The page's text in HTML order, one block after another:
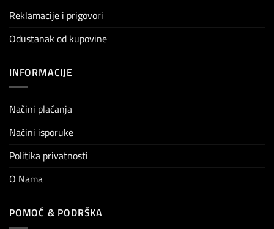
Reklamacije i prigovori
Odustanak od kupovine
INFORMACIJE
Načini plaćanja
Načini isporuke
Politika privatnosti
O Nama
POMOĆ & PODRŠKA